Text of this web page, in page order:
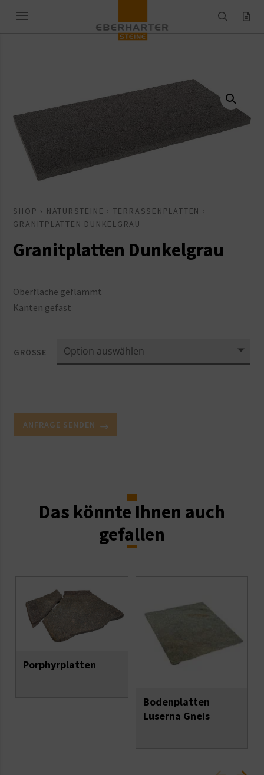
SHOP › NATURSTEINE › TERRASSENPLATTEN ›
GRANITPLATTEN DUNKELGRAU
Granitplatten Dunkelgrau
Oberfläche geflammt
Kanten gefast
GRÖSSE
ANFRAGE SENDEN
Das könnte Ihnen auch
gefallen
Porphyrplatten
Bodenplatten
Luserna Gneis